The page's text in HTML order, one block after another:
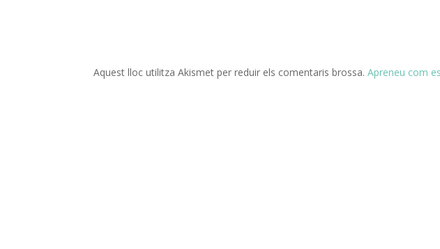
Aquest lloc utilitza Akismet per reduir els comentaris brossa.Apreneu com